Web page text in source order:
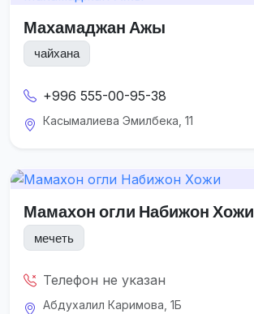
Махамаджан Ажы
чайхана
+996 555-00-95-38
Касымалиева Эмилбека, 11
Мамахон огли Набижон Хожи
мечеть
Телефон не указан
Абдухалил Каримова, 1Б